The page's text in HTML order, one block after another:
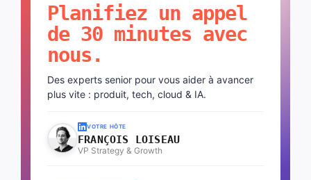
Planifiez un appel
de 30 minutes avec
nous.
Des experts senior pour vous aider à avancer
plus vite : produit, tech, cloud & IA.
VOTRE HÔTE
FRANÇOIS LOISEAU
VP Strategy & Growth